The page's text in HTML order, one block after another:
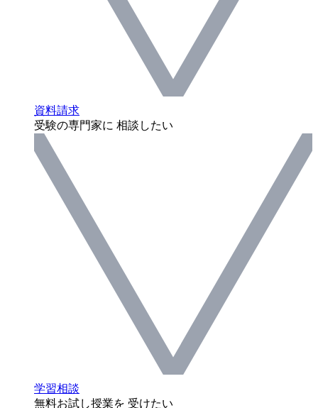
資料請求
受験の専門家に 相談したい
学習相談
無料お試し授業を 受けたい